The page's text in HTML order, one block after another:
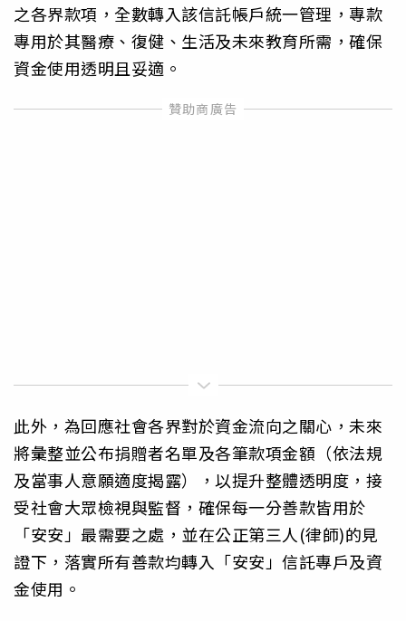
之各界款項，全數轉入該信託帳戶統一管理，專款
專用於其醫療、復健、生活及未來教育所需，確保
資金使用透明且妥適。
此外，為回應社會各界對於資金流向之關心，未來
將彙整並公布捐贈者名單及各筆款項金額（依法規
及當事人意願適度揭露），以提升整體透明度，接
受社會大眾檢視與監督，確保每一分善款皆用於
「安安」最需要之處，並在公正第三人(律師)的見
證下，落實所有善款均轉入「安安」信託專戶及資
金使用。